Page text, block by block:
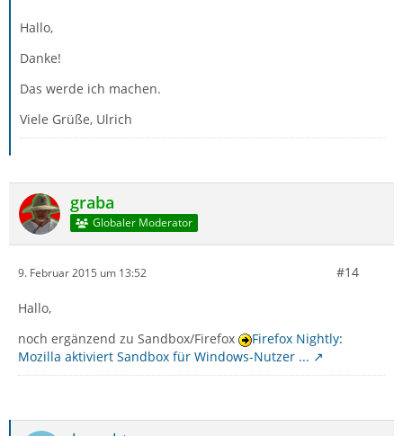
Hallo,
Danke!
Das werde ich machen.
Viele Grüße, Ulrich
graba
Globaler Moderator
9. Februar 2015 um 13:52 #14
Hallo,
noch ergänzend zu Sandbox/Firefox
Firefox Nightly:
Mozilla aktiviert Sandbox für Windows-Nutzer ...